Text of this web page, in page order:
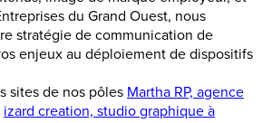
du Grand Ouest, nous
stratégie de communication de
enjeux au déploiement de dispositifs
sites de nos pôles Martha RP, agence
izard creation, studio graphique à